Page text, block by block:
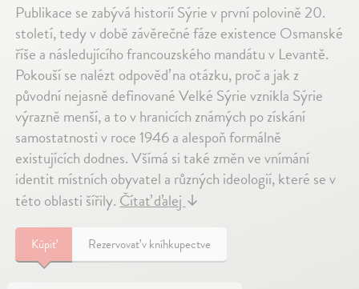
Publikace se zabývá historií Sýrie v první polovině 20.
století, tedy v době závěrečné fáze existence Osmanské
říše a následujícího francouzského mandátu v Levantě.
Pokouší se nalézt odpověď na otázku, proč a jak z
původní nejasně definované Velké Sýrie vznikla Sýrie
výrazně menší, a to v hranicích známých po získání
samostatnosti v roce 1946 a alespoň formálně
existujících dodnes. Všímá si také změn ve vnímání
identit místních obyvatel a různých ideologií, které se v
této oblasti šířily.Čítať ďalej↓
Kúpiť Rezervovať v kníhkupectve